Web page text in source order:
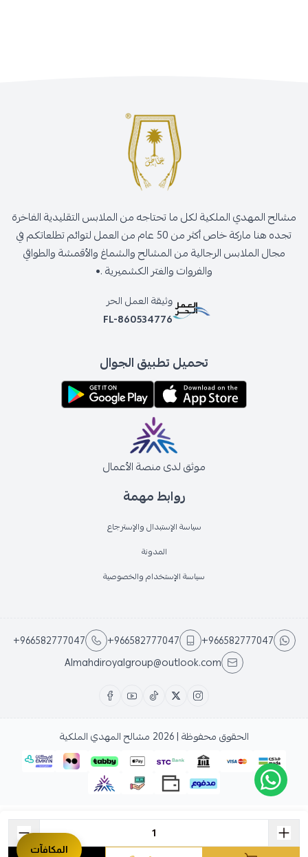
روابط مهمة
سياسة الإستبدال والإسترجاع
المدونة
سياسة الإستخدام والخصوصية
مشالح المهدي الملكية لكل ما تحتاجه من الملابس التقليدية الفاخرة
تجده هنا ماركة خاص أكثر من 50 عام من العمل لتوائم تطلعاتكم في
مجال الملابس الرجالية من المشالح والشماغ والأقمشة والطواقي
والفروات والغتر الكشميرية .•
وثيقة العمل الحر
FL-860534776
تحميل تطبيق الجوال
موثق لدى منصة الأعمال
+966582777047
+966582777047
+966582777047
Almahdiroyalgroup@outlook.com
الحقوق محفوظة | 2026 مشالح المهدي الملكية
المكافآت